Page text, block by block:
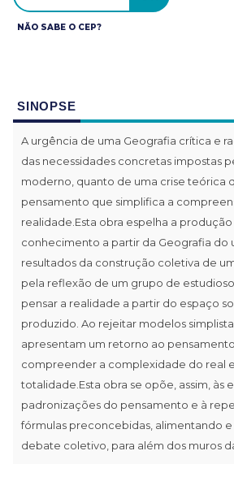
NÃO SABE O CEP?
SINOPSE
A urgência de uma Geografia crítica e
das necessidades concretas impostas
moderno, quanto de uma crise teórica
pensamento que simplifica a
realidade.Esta obra espelha a
conhecimento a partir da Geografia do
resultados da construção coletiva de
pela reflexão de um grupo de
pensar a realidade a partir do espaço
produzido. Ao rejeitar modelos
apresentam um retorno ao
compreender a complexidade do real
totalidade.Esta obra se opõe, assim, às
padronizações do pensamento e à
fórmulas preconcebidas, alimentando
debate coletivo, para além dos muros